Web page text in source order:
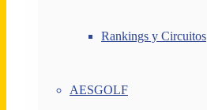
Rankings y Circuitos
AESGOLF